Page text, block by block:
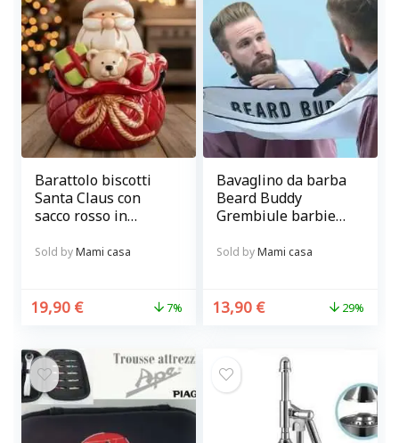
Barattolo biscotti
Santa Claus con
sacco rosso in
Sold byMami casa
19,90 € 7%
Bavaglino da barba
Beard Buddy
Grembiule barbiere
curare la barba
Sold byMami casa
13,90 € 29%